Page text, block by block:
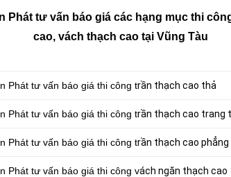
Phát tư vấn báo giá các hạng mục thi
cao, vách thạch cao tại Vũng Tàu
Phát tư vấn báo giá thi công trần thạch cao thả
Phát tư vấn báo giá thi công trần thạch cao trang
Phát tư vấn báo giá thi công trần thạch cao phẳng
Phát tư vấn báo giá thi công vách ngăn thạch cao